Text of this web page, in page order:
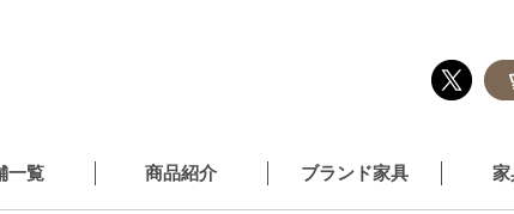
一覧 商品紹介 ブランド家具